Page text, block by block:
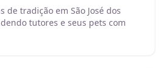
de tradição em São José dos
tutores e seus pets com